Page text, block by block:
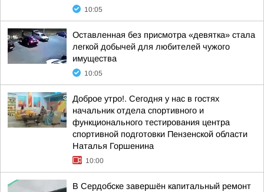
10:05
Оставленная без присмотра «девятка» стала
легкой добычей для любителей чужого
имущества
10:05
Доброе утро!. Сегодня у нас в гостях
начальник отдела спортивного и
функционального тестирования центра
спортивной подготовки Пензенской области
Наталья Горшенина
10:00
В Сердобске завершён капитальный ремонт